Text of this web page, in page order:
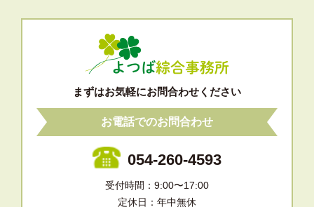
まずはお気軽にお問合わせください
お電話でのお問合わせ
054-260-4593
受付時間：9:00〜17:00
定休日：年中無休